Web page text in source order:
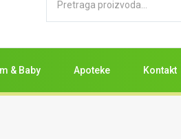
& Baby Apoteke Kontakt